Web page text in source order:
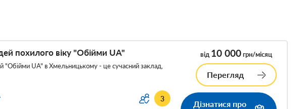
похилого віку "Обійми UA"
"Обійми UA" в Хмельницькому - це сучасний заклад,
3
від 10 000грн/місяц
Перегляд
Дізнатися про